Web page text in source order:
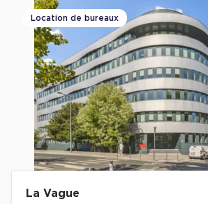
Location de bureaux
La Vague